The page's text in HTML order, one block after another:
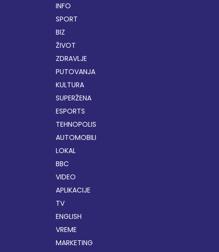
INFO
SPORT
BIZ
ŽIVOT
ZDRAVLJE
PUTOVANJA
KULTURA
SUPERŽENA
ESPORTS
TEHNOPOLIS
AUTOMOBILI
LOKAL
BBC
VIDEO
APLIKACIJE
TV
ENGLISH
VREME
MARKETING